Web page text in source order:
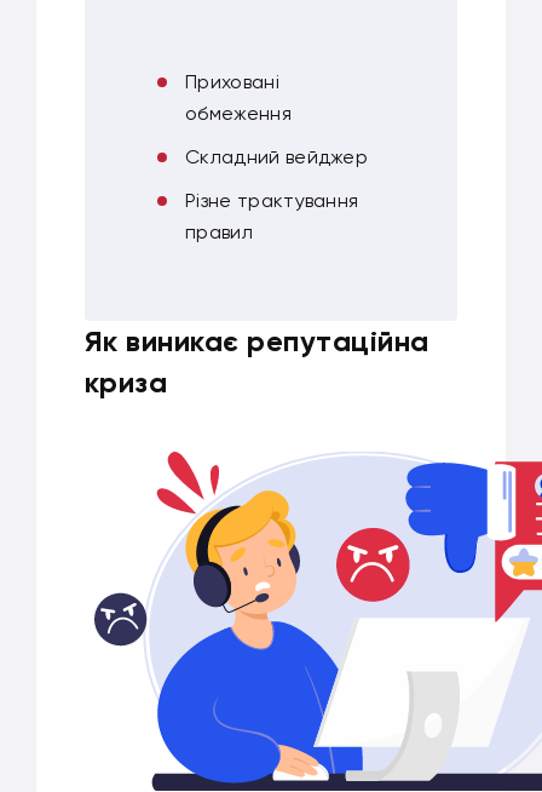
Приховані
обмеження
Складний вейджер
Різне трактування
правил
Як виникає репутаційна
криза